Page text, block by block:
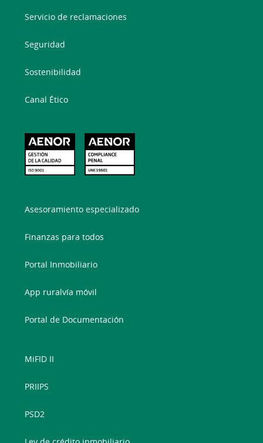
Servicio de reclamaciones
Seguridad
Sostenibilidad
Canal Ético
Asesoramiento especializado
Finanzas para todos
Portal Inmobiliario
App ruralvía móvil
Portal de Documentación
MiFID II
PRIIPS
PSD2